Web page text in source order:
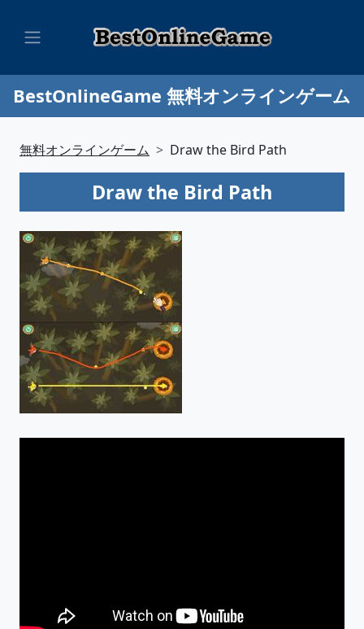
BestOnlineGame 無料オンラインゲーム
無料オンラインゲーム Draw the Bird Path
Draw the Bird Path